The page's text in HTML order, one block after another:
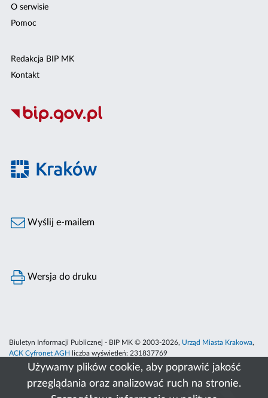
Używamy plików cookie, aby poprawić jakość
przeglądania oraz analizować ruch na stronie.
O serwisie
Pomoc
Redakcja BIP MK
Kontakt
Wyślij e-mailem
Wersja do druku
Biuletyn Informacji Publicznej - BIP MK © 2003-2026, Urząd Miasta Krakowa,
ACK Cyfronet AGH
liczba wyświetleń: 231837769